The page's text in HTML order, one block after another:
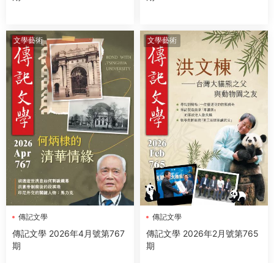
文學藝術
傳記文學
傳記文學 2026年4月號第767
期
文學藝術
傳記文學
傳記文學 2026年2月號第765
期